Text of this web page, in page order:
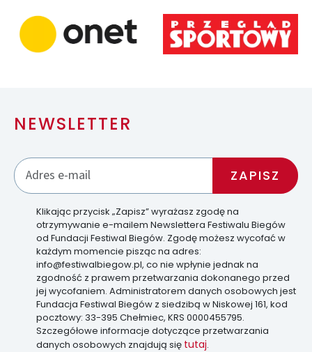
NEWSLETTER
Klikając przycisk „Zapisz” wyrażasz zgodę na
otrzymywanie e-mailem Newslettera Festiwalu Biegów
od Fundacji Festiwal Biegów. Zgodę możesz wycofać w
każdym momencie pisząc na adres:
info@festiwalbiegow.pl, co nie wpłynie jednak na
zgodność z prawem przetwarzania dokonanego przed
jej wycofaniem. Administratorem danych osobowych jest
Fundacja Festiwal Biegów z siedzibą w Niskowej 161, kod
pocztowy: 33-395 Chełmiec, KRS 0000455795.
Szczegółowe informacje dotyczące przetwarzania
danych osobowych znajdują się tutaj.